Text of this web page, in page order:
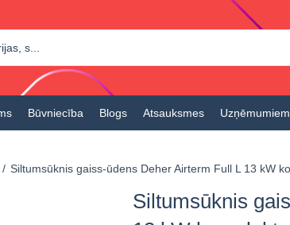
Būvniecība Blogs Atsauksmes Uzņēmumiem
Siltumsūknis gaiss-ūdens Deher Airterm Full L 13 kW
Siltumsūknis